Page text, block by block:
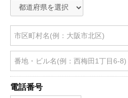
電話番号